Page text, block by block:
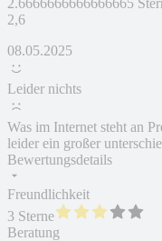
2.6666666666666665
2,6
08.05.2025
Leider nichts
Was im Internet steht an
leider ein großer
Bewertungsdetails
Freundlichkeit
3 Sterne
Beratung